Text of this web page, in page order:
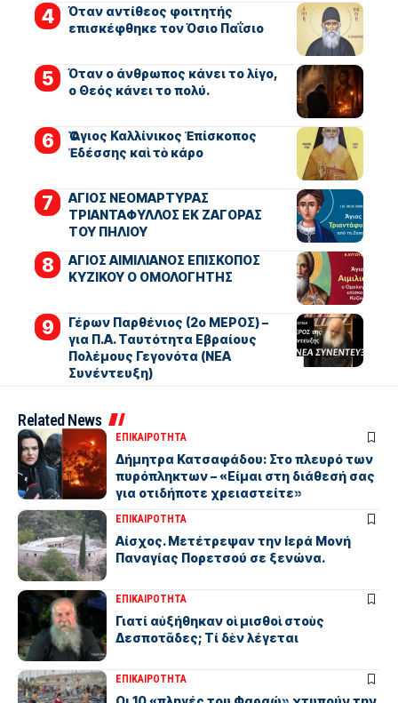
Όταν αντίθεος φοιτητής
επισκέφθηκε τον Όσιο Παΐσιο
Όταν ο άνθρωπος κάνει το λίγο,
ο Θεός κάνει το πολύ.
Ὁ Ἅγιος Καλλίνικος Ἐπίσκοπος
Ἐδέσσης καὶ τὸ κάρο
ΑΓΙΟΣ ΝΕΟΜΑΡΤΥΡΑΣ
ΤΡΙΑΝΤΑΦΥΛΛΟΣ ΕΚ ΖΑΓΟΡΑΣ
ΤΟΥ ΠΗΛΙΟΥ
ΑΓΙΟΣ ΑΙΜΙΛΙΑΝΟΣ ΕΠΙΣΚΟΠΟΣ
ΚΥΖΙΚΟΥ Ο ΟΜΟΛΟΓΗΤΗΣ
Γέρων Παρθένιος (2ο ΜΕΡΟΣ) –
για Π.Α. Ταυτότητα Εβραίους
Πολέμους Γεγονότα (ΝΕΑ
Συνέντευξη)
Related News
ΕΠΙΚΑΙΡΟΤΗΤΑ
Δήμητρα Κατσαφάδου: Στο πλευρό των
πυρόπληκτων – «Είμαι στη διάθεσή σας
για οτιδήποτε χρειαστείτε»
ΕΠΙΚΑΙΡΟΤΗΤΑ
Αίσχος. Μετέτρεψαν την Ιερά Μονή
Παναγίας Πορετσού σε ξενώνα.
ΕΠΙΚΑΙΡΟΤΗΤΑ
Γιατί αὐξήθηκαν οἱ μισθοὶ στοὺς
Δεσποτᾶδες; Τί δὲν λέγεται
ΕΠΙΚΑΙΡΟΤΗΤΑ